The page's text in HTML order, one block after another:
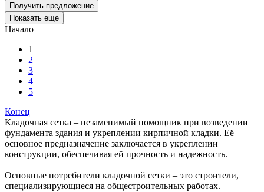
Получить предложение
Показать еще
Начало
1
2
3
4
5
Конец
Кладочная сетка – незаменимый помощник при возведении
фундамента здания и укреплении кирпичной кладки. Её
основное предназначение заключается в укреплении
конструкции, обеспечивая ей прочность и надежность.
Основные потребители кладочной сетки – это строители,
специализирующиеся на общестроительных работах.